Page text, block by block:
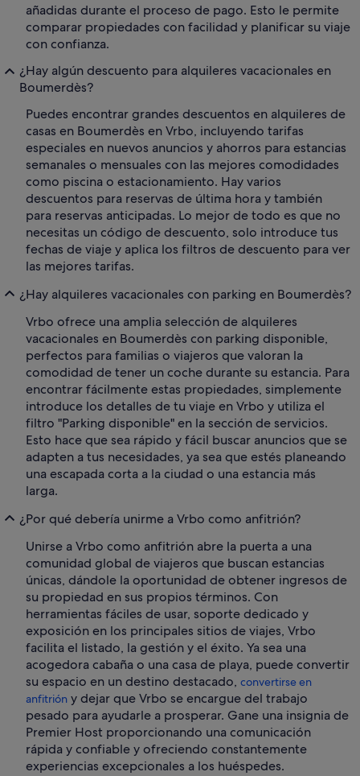
añadidas durante el proceso de pago. Esto le permite
comparar propiedades con facilidad y planificar su viaje
con confianza.
¿Hay algún descuento para alquileres vacacionales en
Boumerdès?
Puedes encontrar grandes descuentos en alquileres de
casas en Boumerdès en Vrbo, incluyendo tarifas
especiales en nuevos anuncios y ahorros para estancias
semanales o mensuales con las mejores comodidades
como piscina o estacionamiento. Hay varios
descuentos para reservas de última hora y también
para reservas anticipadas. Lo mejor de todo es que no
necesitas un código de descuento, solo introduce tus
fechas de viaje y aplica los filtros de descuento para ver
las mejores tarifas.
¿Hay alquileres vacacionales con parking en Boumerdès?
Vrbo ofrece una amplia selección de alquileres
vacacionales en Boumerdès con parking disponible,
perfectos para familias o viajeros que valoran la
comodidad de tener un coche durante su estancia. Para
encontrar fácilmente estas propiedades, simplemente
introduce los detalles de tu viaje en Vrbo y utiliza el
filtro "Parking disponible" en la sección de servicios.
Esto hace que sea rápido y fácil buscar anuncios que se
adapten a tus necesidades, ya sea que estés planeando
una escapada corta a la ciudad o una estancia más
larga.
¿Por qué debería unirme a Vrbo como anfitrión?
Unirse a Vrbo como anfitrión abre la puerta a una
comunidad global de viajeros que buscan estancias
únicas, dándole la oportunidad de obtener ingresos de
su propiedad en sus propios términos. Con
herramientas fáciles de usar, soporte dedicado y
exposición en los principales sitios de viajes, Vrbo
facilita el listado, la gestión y el éxito. Ya sea una
acogedora cabaña o una casa de playa, puede convertir
su espacio en un destino destacado, convertirse en
anfitrión y dejar que Vrbo se encargue del trabajo
pesado para ayudarle a prosperar. Gane una insignia de
Premier Host proporcionando una comunicación
rápida y confiable y ofreciendo constantemente
experiencias excepcionales a los huéspedes.